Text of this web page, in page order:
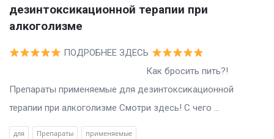
дезинтоксикационной терапии при
алкоголизме
ПОДРОБНЕЕ ЗДЕСЬ
Как бросить пить?!
Препараты применяемые для дезинтоксикационной
терапии при алкоголизме Смотри здесь! С чего ...
для Препараты применяемые